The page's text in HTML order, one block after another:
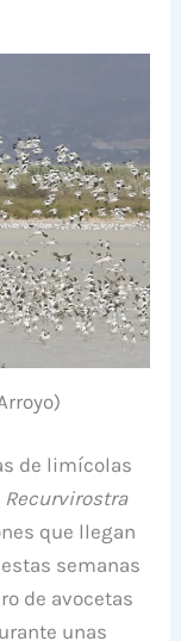
de limícolas
Recurvirostra
que llegan
semanas
de avocetas
unas